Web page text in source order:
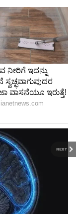
NEXT